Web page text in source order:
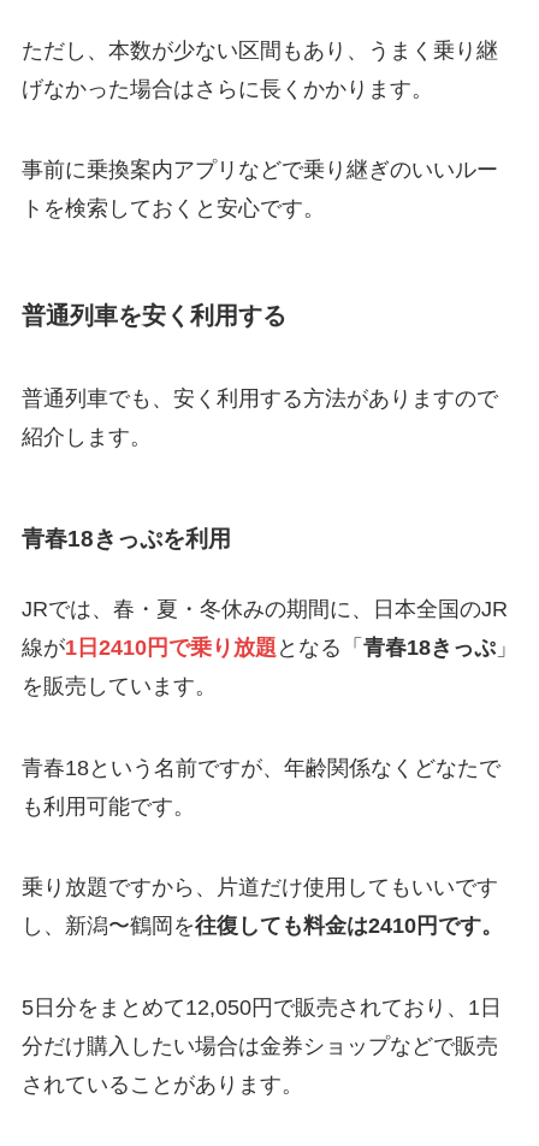
ただし、本数が少ない区間もあり、うまく乗り継
げなかった場合はさらに長くかかります。
事前に乗換案内アプリなどで乗り継ぎのいいルー
トを検索しておくと安心です。
普通列車を安く利用する
普通列車でも、安く利用する方法がありますので
紹介します。
青春18きっぷを利用
JRでは、春・夏・冬休みの期間に、日本全国のJR
線が1日2410円で乗り放題 となる「 青春18きっぷ」
を販売しています。
青春18という名前ですが、年齢関係なくどなたで
も利用可能です。
乗り放題ですから、片道だけ使用してもいいです
し、新潟〜鶴岡を往復しても料金は2410円です。
5日分をまとめて12,050円で販売されており、1日
分だけ購入したい場合は金券ショップなどで販売
されていることがあります。